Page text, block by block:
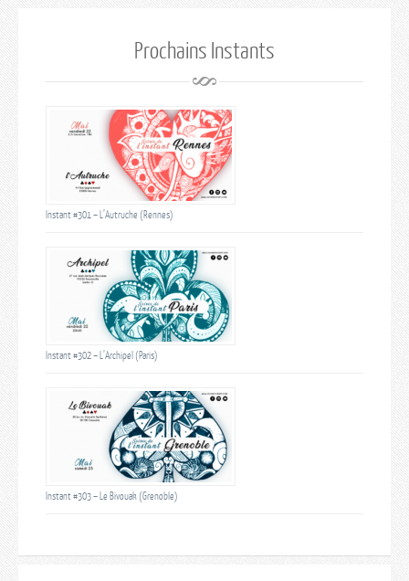
Prochains Instants
Instant #301 – L’Autruche (Rennes)
Instant #302 – L’Archipel (Paris)
Instant #303 – Le Bivouak (Grenoble)